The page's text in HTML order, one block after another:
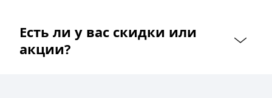
Есть ли у вас скидки или
акции?